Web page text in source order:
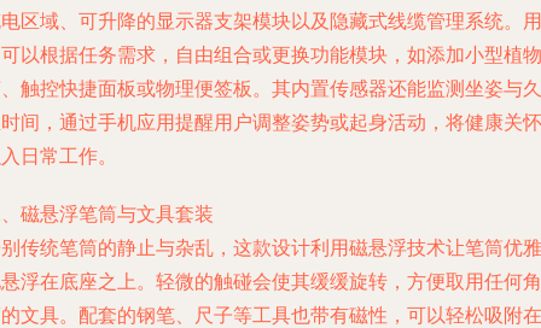
区域、可升降的显示器支架模块以及隐藏式线缆管理系统。用
以根据任务需求，自由组合或更换功能模块，如添加小型植物
触控快捷面板或物理便签板。其内置传感器还能监测坐姿与久
间，通过手机应用提醒用户调整姿势或起身活动，将健康关怀
日常工作。
磁悬浮笔筒与文具套装
传统笔筒的静止与杂乱，这款设计利用磁悬浮技术让笔筒优雅
浮在底座之上。轻微的触碰会使其缓缓旋转，方便取用任何角
文具。配套的钢笔、尺子等工具也带有磁性，可以轻松吸附在